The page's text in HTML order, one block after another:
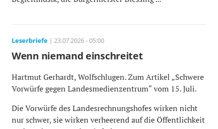
Leserbriefe | 23.07.2026 - 05:00
Wenn niemand einschreitet
Hartmut Gerhardt, Wolfschlugen. Zum Artikel „Schwere
Vorwürfe gegen Landesmedienzentrum“ vom 15. Juli.
Die Vorwürfe des Landesrechnungshofes wirken nicht
nur schwer, sie wirken verheerend auf die Öffentlichkeit